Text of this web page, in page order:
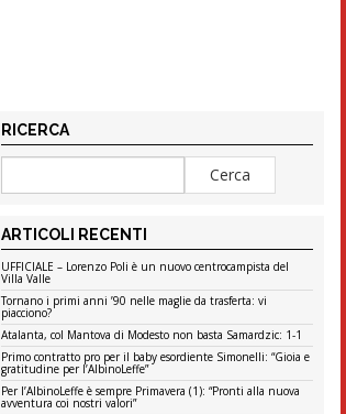
RICERCA
ARTICOLI RECENTI
UFFICIALE – Lorenzo Poli è un nuovo centrocampista del
Villa Valle
Tornano i primi anni ’90 nelle maglie da trasferta: vi
piacciono?
Atalanta, col Mantova di Modesto non basta Samardzic: 1-1
Primo contratto pro per il baby esordiente Simonelli: “Gioia e
gratitudine per l’AlbinoLeffe”
Per l’AlbinoLeffe è sempre Primavera (1): “Pronti alla nuova
avventura coi nostri valori”